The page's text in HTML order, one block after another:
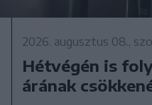
2026. augusztus 08.,
Hétvégén is
árának